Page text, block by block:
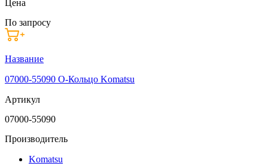
Цена
По запросу
Название
07000-55090 О-Кольцо Komatsu
Артикул
07000-55090
Производитель
Komatsu